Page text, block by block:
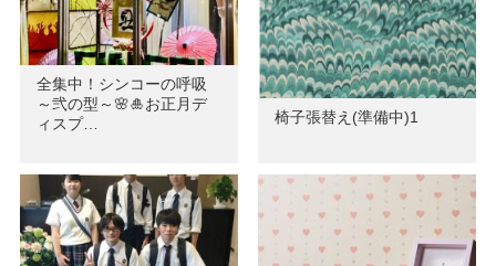
全集中！シンコーの呼吸
～弐の型～🌸🎍お正月デ
ィスプ…
椅子張替え(準備中)1